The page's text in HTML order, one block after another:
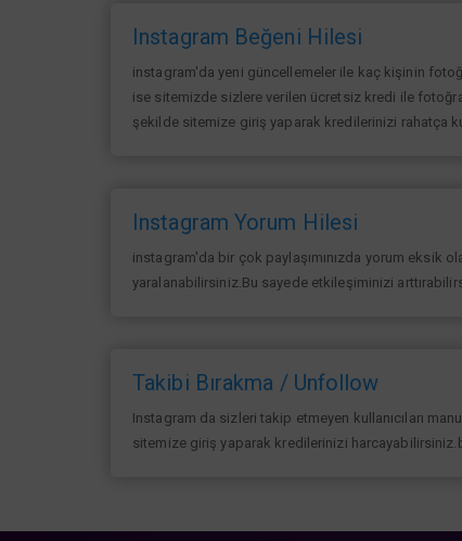
Instagram Beğeni Hilesi
instagram'da yeni güncellemeler ile kaç kişinin
ise sitemizde sizlere verilen ücretsiz kredi ile
şekilde sitemize giriş yaparak kredilerinizi rahatça
Instagram Yorum Hilesi
instagram'da bir çok paylaşımınızda yorum eksik
yaralanabilirsiniz.Bu sayede etkileşiminizi
Takibi Bırakma / Unfollow
Instagram da sizleri takip etmeyen kullanıcıları
sitemize giriş yaparak kredilerinizi